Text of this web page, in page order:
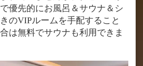
優先的にお風呂＆サウナ＆シ
のVIPルームを手配すること
は無料でサウナも利用できま